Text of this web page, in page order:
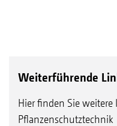
Weiterführende
Hier finden Sie
Pflanzenschutztechnik